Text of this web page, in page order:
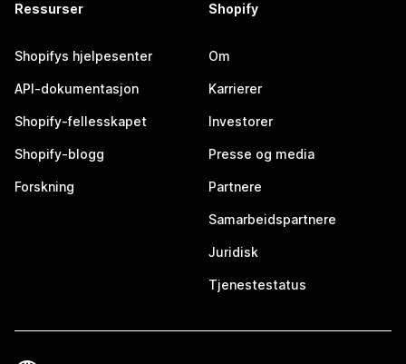
Ressurser
Shopifys hjelpesenter
API-dokumentasjon
Shopify-fellesskapet
Shopify-blogg
Forskning
Shopify
Om
Karrierer
Investorer
Presse og media
Partnere
Samarbeidspartnere
Juridisk
Tjenestestatus